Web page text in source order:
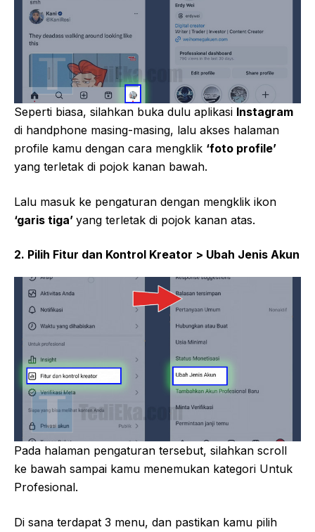
Seperti biasa, silahkan buka dulu aplikasi Instagram
di handphone masing-masing, lalu akses halaman
profile kamu dengan cara mengklik ‘foto profile’
yang terletak di pojok kanan bawah.
Lalu masuk ke pengaturan dengan mengklik ikon
‘garis tiga’ yang terletak di pojok kanan atas.
2. Pilih Fitur dan Kontrol Kreator > Ubah Jenis Akun
Pada halaman pengaturan tersebut, silahkan scroll
ke bawah sampai kamu menemukan kategori Untuk
Profesional.
Di sana terdapat 3 menu, dan pastikan kamu pilih